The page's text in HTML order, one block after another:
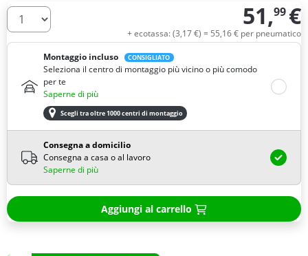
Quantità 51,99 €
+ ecotassa: (3,17€) = 55,16€ per pneumatico
Montaggio incluso
CONSIGLIATO
Seleziona il centro di montaggio più vicino o più comodo
per te
Saperne di più
Scegli tra oltre 1000 centri di montaggio
Consegna a domicilio
Consegna a casa o al lavoro
Saperne di più
Aggiungi al carrello